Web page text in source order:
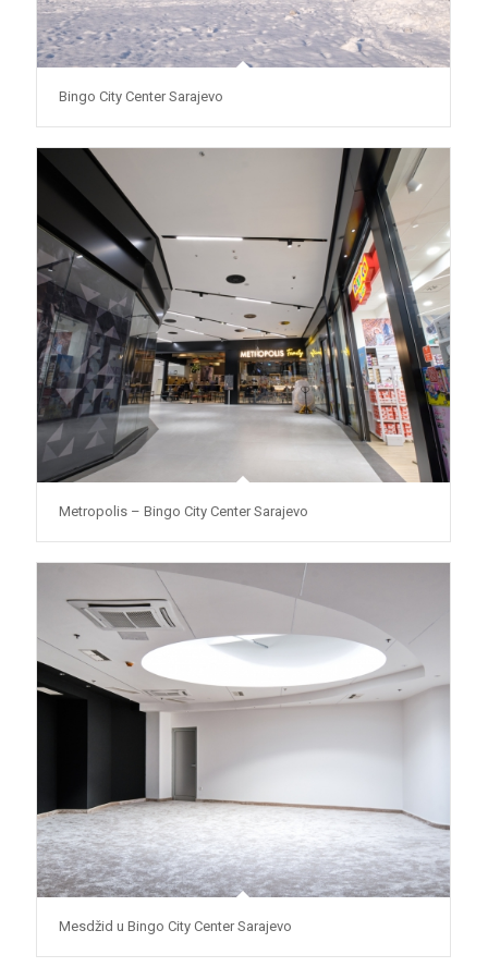
Bingo City Center Sarajevo
Metropolis – Bingo City Center Sarajevo
Mesdžid u Bingo City Center Sarajevo